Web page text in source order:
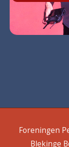
Foreningen
Blekinge